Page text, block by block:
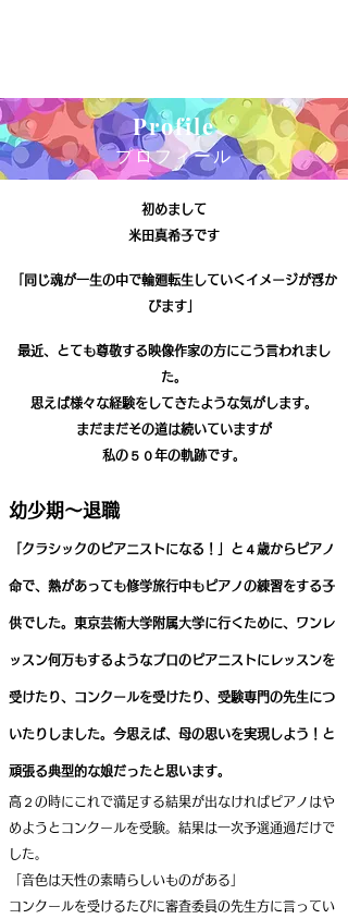
初めまして
米田真希子です
「同じ魂が一生の中で輪廻転生していくイメージが浮か
びます」
最近、とても尊敬する映像作家の方にこう言われまし
た。
思えば様々な経験をしてきたような気がします。
まだまだその道は続いていますが
私の５０年の軌跡です。
幼少期〜退職
「クラシックのピアニストになる！」と４歳からピアノ
命で、熱があっても修学旅行中もピアノの練習をする子
供でした。東京芸術大学附属大学に行くために、ワンレ
ッスン何万もするようなプロのピアニストにレッスンを
受けたり、コンクールを受けたり、受験専門の先生につ
いたりしました。今思えば、母の思いを実現しよう！と
頑張る典型的な娘だったと思います。
高２の時にこれで満足する結果が出なければピアノはや
めようとコンクールを受験。結果は一次予選通過だけで
した。
「音色は天性の素晴らしいものがある」
コンクールを受けるたびに審査委員の先生方に言ってい
Profile
プロフィール​